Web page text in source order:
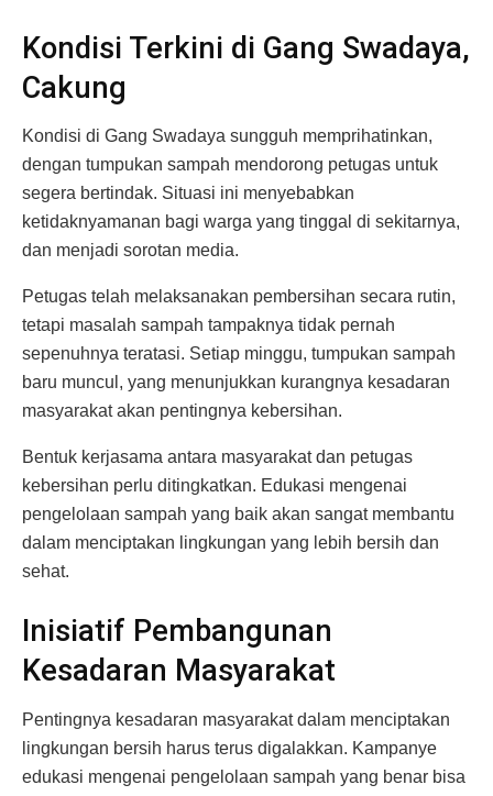
Kondisi Terkini di Gang Swadaya,
Cakung
Kondisi di Gang Swadaya sungguh memprihatinkan,
dengan tumpukan sampah mendorong petugas untuk
segera bertindak. Situasi ini menyebabkan
ketidaknyamanan bagi warga yang tinggal di sekitarnya,
dan menjadi sorotan media.
Petugas telah melaksanakan pembersihan secara rutin,
tetapi masalah sampah tampaknya tidak pernah
sepenuhnya teratasi. Setiap minggu, tumpukan sampah
baru muncul, yang menunjukkan kurangnya kesadaran
masyarakat akan pentingnya kebersihan.
Bentuk kerjasama antara masyarakat dan petugas
kebersihan perlu ditingkatkan. Edukasi mengenai
pengelolaan sampah yang baik akan sangat membantu
dalam menciptakan lingkungan yang lebih bersih dan
sehat.
Inisiatif Pembangunan
Kesadaran Masyarakat
Pentingnya kesadaran masyarakat dalam menciptakan
lingkungan bersih harus terus digalakkan. Kampanye
edukasi mengenai pengelolaan sampah yang benar bisa